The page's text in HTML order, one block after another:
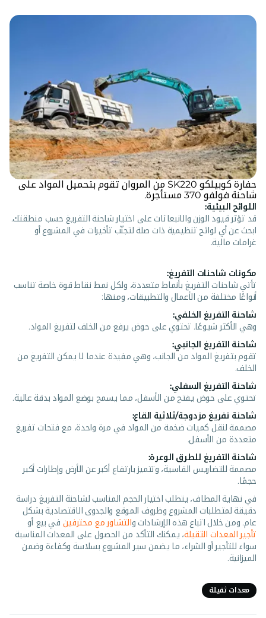
حفارة كوبيلكو SK220 من المروان تقوم بتحميل المواد على
شاحنة فولفو 370 مستأجرة.
اللوائح البيئية:
قد تؤثر قيود الوزن والانبعاثات على اختيار شاحنة التفريغ حسب منطقتك.
ابحث عن أي لوائح تنظيمية ذات صلة لتجنّب تأخيرات في المشروع أو
غرامات مالية.
مكونات شاحنات التفريغ:
تأتي شاحنات التفريغ بأنماط متعددة، ولكل نمط نقاط قوة خاصة تناسب
أنواعًا مختلفة من الأعمال والتطبيقات، ومنها:
شاحنة التفريغ الخلفي:
وهي الأكثر شيوعًا. تحتوي على حوض يرفع من الخلف لتفريغ المواد.
شاحنة التفريغ الجانبي:
تقوم بتفريغ المواد من الجانب، وهي مفيدة عندما لا يمكن التفريغ من
الخلف.
شاحنة التفريغ السفلي:
تحتوي على حوض يفتح من الأسفل، مما يسمح بوضع المواد بدقة عالية.
شاحنة تفريغ مزدوجة/ثلاثية القاع:
مصممة لنقل كميات ضخمة من المواد في مرة واحدة، مع فتحات تفريغ
متعددة من الأسفل.
شاحنة التفريغ للطرق الوعرة:
مصممة للتضاريس القاسية، وتتميز بارتفاع أكبر عن الأرض وإطارات أكبر
حجمًا.
في نهاية المطاف، يتطلب اختيار الحجم المناسب لشاحنة التفريغ دراسة
دقيقة لمتطلبات المشروع وظروف الموقع والجدوى الاقتصادية بشكل
عام. ومن خلال اتباع هذه الإرشادات والتشاور مع محترفين في بيع أو
تأجير المعدات الثقيلة، يمكنك التأكد من الحصول على المعدات المناسبة
سواء للتأجير أو الشراء، ما يضمن سير المشروع بسلاسة وكفاءة وضمن
الميزانية.
معدات ثقيلة